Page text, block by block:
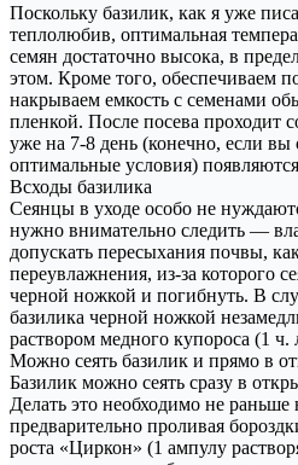
Поскольку базилик, как я уже
теплолюбив, оптимальная
семян достаточно высока, в
этом. Кроме того, обеспечиваем
накрываем емкость с семенами
пленкой. После посева проходит
уже на 7-8 день (конечно, если вы
оптимальные условия)
Всходы базилика
Сеянцы в уходе особо не
нужно внимательно следить —
допускать пересыхания почвы,
переувлажнения, из-за которого
черной ножкой и погибнуть. В
базилика черной ножкой
раствором медного купороса (1
Можно сеять базилик и прямо в
Базилик можно сеять сразу в
Делать это необходимо не раньше
предварительно проливая
роста «Циркон» (1 ампулу